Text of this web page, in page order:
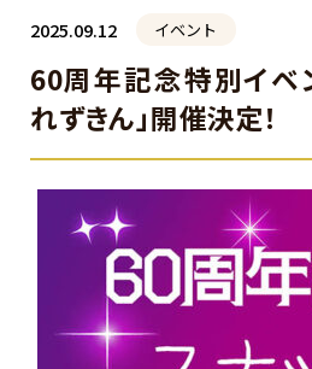
2025.09.12 イベント
60周年記念特別イベ
れずきん」開催決定！